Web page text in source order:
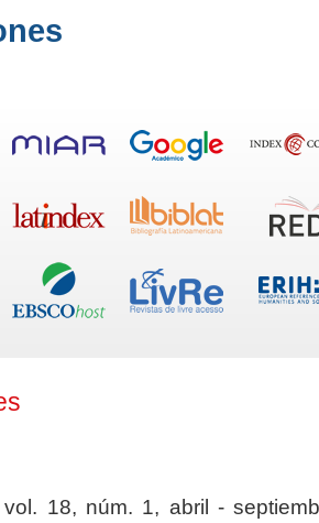
vol. 18, núm. 1, abril -